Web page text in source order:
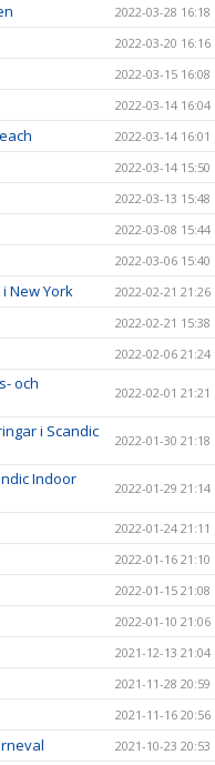
2022-03-28 16:18
2022-03-20 16:16
2022-03-15 16:08
2022-03-14 16:04
2022-03-14 16:01
2022-03-14 15:50
2022-03-13 15:48
2022-03-08 15:44
2022-03-06 15:40
New York 2022-02-21 21:26
2022-02-21 15:38
2022-02-06 21:24
och
2022-02-01 21:21
i Scandic
2022-01-30 21:18
Indoor
2022-01-29 21:14
2022-01-24 21:11
2022-01-16 21:10
2022-01-15 21:08
2022-01-10 21:06
2021-12-13 21:04
2021-11-28 20:59
2021-11-16 20:56
2021-10-23 20:53